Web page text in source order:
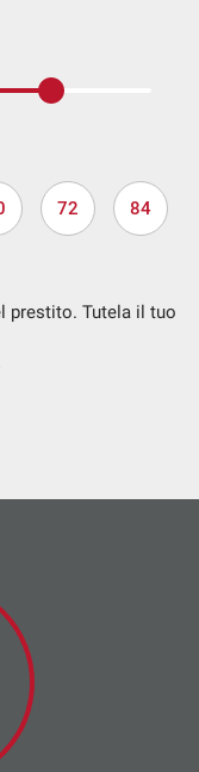
72 84
prestito. Tutela il tuo